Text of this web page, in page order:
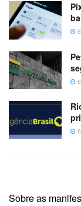
Sobre as